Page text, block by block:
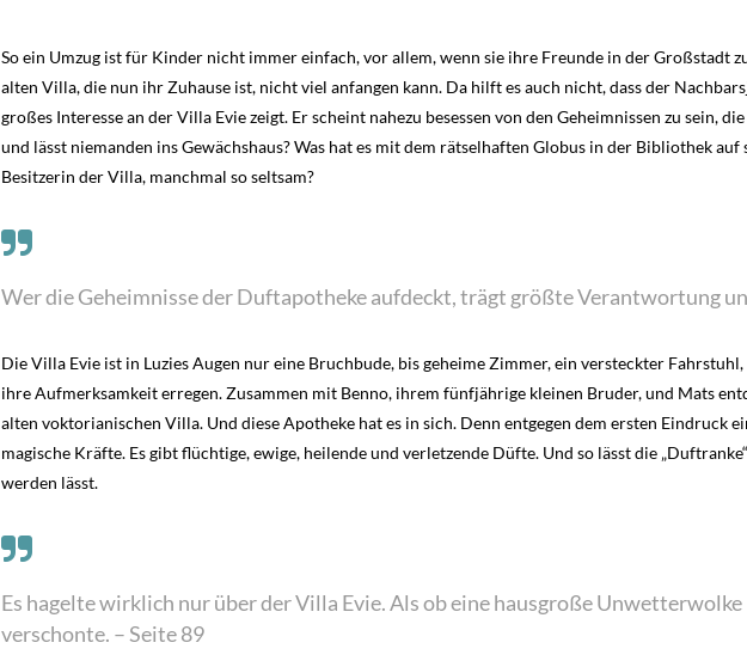
So ein Umzug ist für Kinder nicht immer einfach, vor allem, wenn sie ihre Freunde in der Großstadt
alten Villa, die nun ihr Zuhause ist, nicht viel anfangen kann. Da hilft es auch nicht, dass der
großes Interesse an der Villa Evie zeigt. Er scheint nahezu besessen von den Geheimnissen zu sein,
und lässt niemanden ins Gewächshaus? Was hat es mit dem rätselhaften Globus in der Bibliothek
Besitzerin der Villa, manchmal so seltsam?
Wer die Geheimnisse der Duftapotheke aufdeckt, trägt größte Verantwortung
Die Villa Evie ist in Luzies Augen nur eine Bruchbude, bis geheime Zimmer, ein versteckter
ihre Aufmerksamkeit erregen. Zusammen mit Benno, ihrem fünfjährige kleinen Bruder, und Mats
alten voktorianischen Villa. Und diese Apotheke hat es in sich. Denn entgegen dem ersten Eindruck
magische Kräfte. Es gibt flüchtige, ewige, heilende und verletzende Düfte. Und so lässt die
werden lässt.
Es hagelte wirklich nur über der Villa Evie. Als ob eine hausgroße
verschonte. – Seite 89